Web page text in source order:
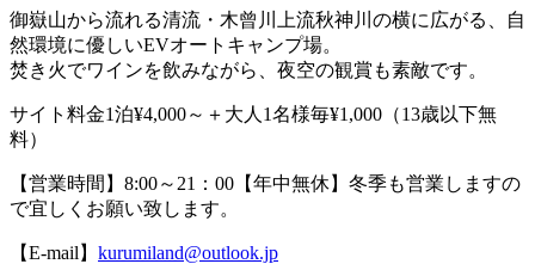
御嶽山から流れる清流・木曾川上流秋神川の横に広がる、自
然環境に優しいEVオートキャンプ場。
焚き火でワインを飲みながら、夜空の観賞も素敵です。
サイト料金1泊¥4,000～＋大人1名様毎¥1,000（13歳以下無
料）
【営業時間】8:00～21：00【年中無休】冬季も営業しますの
で宜しくお願い致します。
【E-mail】 kurumiland@outlook.jp